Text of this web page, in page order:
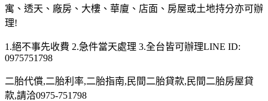
寓、透天、廠房、大樓、華廈、店面、房屋或土地持分亦可辦
理!
1.絕不事先收費 2.急件當天處理 3.全台皆可辦理LINE ID:
0975751798
二胎代償,二胎利率,二胎指南,民間二胎貸款,民間二胎房屋貸
款,請洽0975-751798